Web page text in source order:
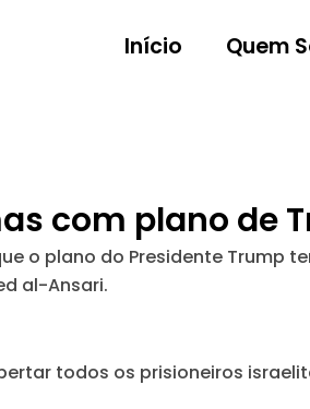
Início Quem
com plano de
o plano do Presidente Trump
al-Ansari.
todos os prisioneiros